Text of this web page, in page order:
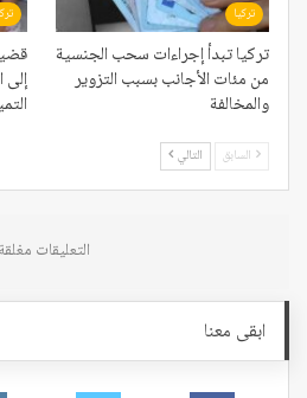
تركيا
تركيا تبدأ إجراءات سحب الجنسية
من مئات الأجانب بسبب التزوير
والمخالفة
السابق التالي
التعليقات
ابقى معنا